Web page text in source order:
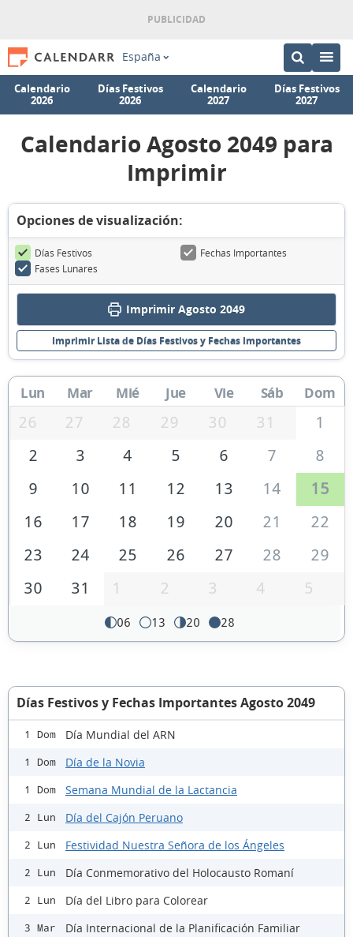
España
Calendario
2026
Días Festivos
2026
Calendario
2027
Días Festivos
2027
Calendario Agosto 2049 para
Imprimir
Opciones de visualización:
Días Festivos
Fechas Importantes
Fases Lunares
Imprimir Agosto 2049
Imprimir Lista de Días Festivos y Fechas Importantes
Lun Mar Mié Jue Vie Sáb Dom
26 27 28 29 30 31
1
2
3 4 5 6 7
8
9
10 11 12 13 14
15
16
17 18 19 20 21
22
23
24 25 26 27 28
29
30
31 1 2 3 4 5
06 13 20 28
Días Festivos y Fechas Importantes Agosto 2049
1 Dom Día Mundial del ARN
1 Dom Día de la Novia
1 Dom Semana Mundial de la Lactancia
2 Lun Día del Cajón Peruano
2 Lun Festividad Nuestra Señora de los Ángeles
2 Lun Día Conmemorativo del Holocausto Romaní
2 Lun Día del Libro para Colorear
3 Mar Día Internacional de la Planificación Familiar